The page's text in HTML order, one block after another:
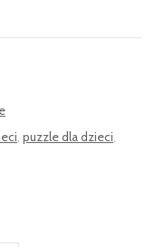
, puzzle dla dzieci,